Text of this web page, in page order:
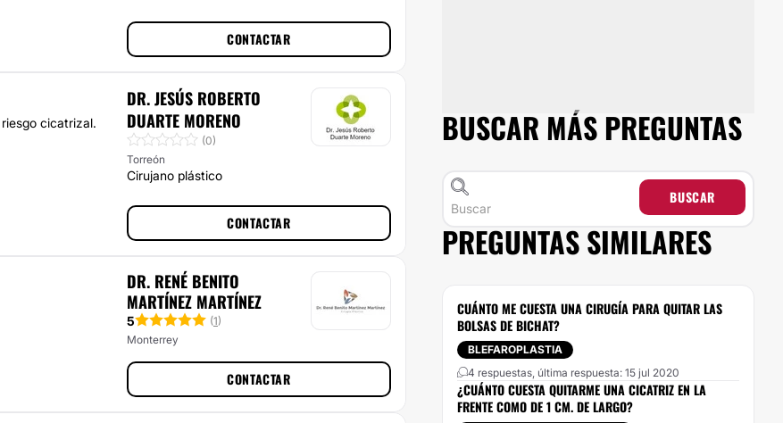
CONTACTAR
cicatrizal.
DR. JESÚS ROBERTO
DUARTE MORENO
(0)
Torreón
Cirujano plástico
CONTACTAR
DR. RENÉ BENITO
MARTÍNEZ MARTÍNEZ
5 (1)
Monterrey
CONTACTAR
BUSCAR MÁS PREGUNTAS
BUSCAR
PREGUNTAS SIMILARES
CUÁNTO ME CUESTA UNA CIRUGÍA PARA QUITAR LAS
BOLSAS DE BICHAT?
BLEFAROPLASTIA
4 respuestas, última respuesta: 15 jul 2020
¿CUÁNTO CUESTA QUITARME UNA CICATRIZ EN LA
FRENTE COMO DE 1 CM. DE LARGO?